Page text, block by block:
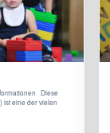
Diese
ist eine der vielen